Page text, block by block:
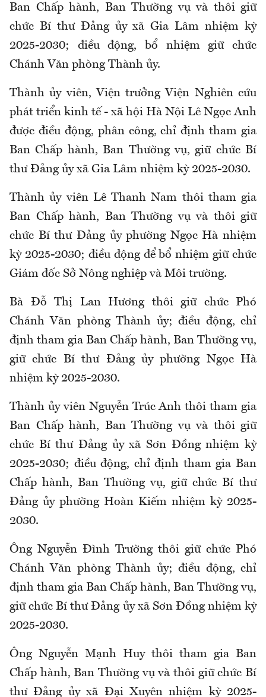
Ban Chấp hành, Ban Thường vụ và thôi giữ
chức Bí thư Đảng ủy xã Gia Lâm nhiệm kỳ
2025-2030; điều động, bổ nhiệm giữ chức
Chánh Văn phòng Thành ủy.
Thành ủy viên, Viện trưởng Viện Nghiên cứu
phát triển kinh tế - xã hội Hà Nội Lê Ngọc Anh
được điều động, phân công, chỉ định tham gia
Ban Chấp hành, Ban Thường vụ, giữ chức Bí
thư Đảng ủy xã Gia Lâm nhiệm kỳ 2025-2030.
Thành ủy viên Lê Thanh Nam thôi tham gia
Ban Chấp hành, Ban Thường vụ và thôi giữ
chức Bí thư Đảng ủy phường Ngọc Hà nhiệm
kỳ 2025-2030; điều động để bổ nhiệm giữ chức
Giám đốc Sở Nông nghiệp và Môi trường.
Bà Đỗ Thị Lan Hương thôi giữ chức Phó
Chánh Văn phòng Thành ủy; điều động, chỉ
định tham gia Ban Chấp hành, Ban Thường vụ,
giữ chức Bí thư Đảng ủy phường Ngọc Hà
nhiệm kỳ 2025-2030.
Thành ủy viên Nguyễn Trúc Anh thôi tham gia
Ban Chấp hành, Ban Thường vụ và thôi giữ
chức Bí thư Đảng ủy xã Sơn Đồng nhiệm kỳ
2025-2030; điều động, chỉ định tham gia Ban
Chấp hành, Ban Thường vụ, giữ chức Bí thư
Đảng ủy phường Hoàn Kiếm nhiệm kỳ 2025-
2030.
Ông Nguyễn Đình Trường thôi giữ chức Phó
Chánh Văn phòng Thành ủy; điều động, chỉ
định tham gia Ban Chấp hành, Ban Thường vụ,
giữ chức Bí thư Đảng ủy xã Sơn Đồng nhiệm kỳ
2025-2030.
Ông Nguyễn Mạnh Huy thôi tham gia Ban
Chấp hành, Ban Thường vụ và thôi giữ chức Bí
thư Đảng ủy xã Đại Xuyên nhiệm kỳ 2025-